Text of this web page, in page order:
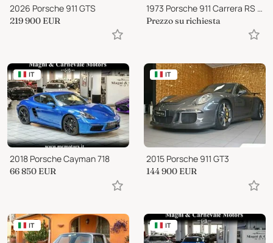
2026 Porsche 911 GTS
219 900 EUR
1973 Porsche 911 Carrera RS / RSR
Prezzo su richiesta
IT
2018 Porsche Cayman 718
66 850 EUR
IT
2015 Porsche 911 GT3
144 900 EUR
IT IT